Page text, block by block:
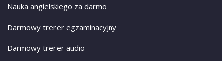
Nauka angielskiego za darmo
Darmowy trener egzaminacyjny
Darmowy trener audio